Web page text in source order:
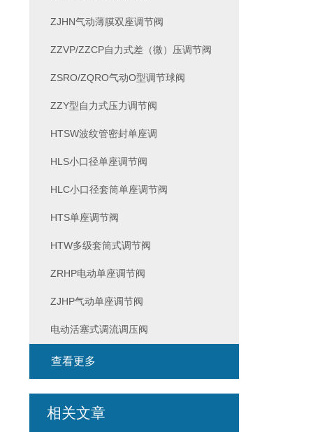
ZJHN气动薄膜双座调节阀
ZZVP/ZZCP自力式差（微）压调节阀
ZSRO/ZQRO气动O型调节球阀
ZZY型自力式压力调节阀
HTSW波纹管密封单座调
HLS小口径单座调节阀
HLC小口径套筒单座调节阀
HTS单座调节阀
HTW多级套筒式调节阀
ZRHP电动单座调节阀
ZJHP气动单座调节阀
电动活塞式调流调压阀
查看更多
相关文章